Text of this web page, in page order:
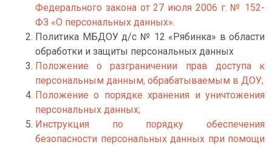
Федерального закона от 27 июля 2006 г. № 152-
ФЗ «О персональных данных».
Политика МБДОУ д/с № 12 «Рябинка» в области
обработки и защиты персональных данных
Положение о разграничении прав доступа к
персональным данным, обрабатываемым в ДОУ;
Положение о порядке хранения и уничтожения
персональных данных;
Инструкция по порядку обеспечения
безопасности персональных данных при помощи